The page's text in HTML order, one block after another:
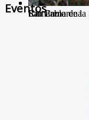
San Pablo
Camarena de la
Río Camarena
Eventos